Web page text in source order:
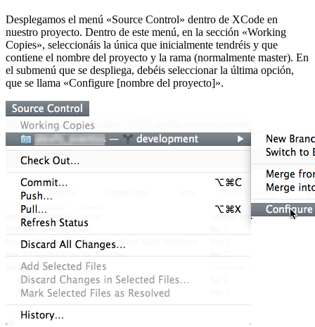
Desplegamos el menú «Source Control» dentro de XCode en
nuestro proyecto. Dentro de este menú, en la sección «Working
Copies», seleccionáis la única que inicialmente tendréis y que
contiene el nombre del proyecto y la rama (normalmente master). En
el submenú que se despliega, debéis seleccionar la última opción,
que se llama «Configure [nombre del proyecto]».